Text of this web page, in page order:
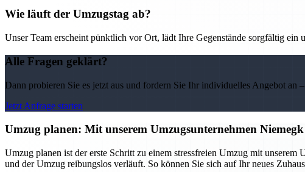
Wie läuft der Umzugstag ab?
Unser Team erscheint pünktlich vor Ort, lädt Ihre Gegenstände sorgfältig
Alle Fragen geklärt?
Dann probieren Sie es jetzt aus und fordern Sie Ihr individuelles Angebot an
Jetzt Anfrage starten
Umzug planen: Mit unserem Umzugsunternehmen Niemegk
Umzug planen ist der erste Schritt zu einem stressfreien Umzug mit
und der Umzug reibungslos verläuft. So können Sie sich auf Ihr neues